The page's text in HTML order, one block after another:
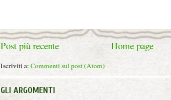
Post più recente Home page
Iscriviti a: Commenti sul post (Atom)
GLI ARGOMENTI